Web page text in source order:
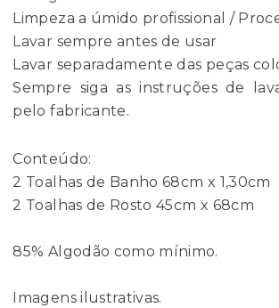
Limpeza a úmido profissional /
Lavar sempre antes de usar
Lavar separadamente das peças
Sempre siga as instruções de
pelo fabricante.
Conteúdo:
2 Toalhas de Banho 68cm x 1,30cm
2 Toalhas de Rosto 45cm x 68cm
85% Algodão como mínimo.
Imagens ilustrativas.